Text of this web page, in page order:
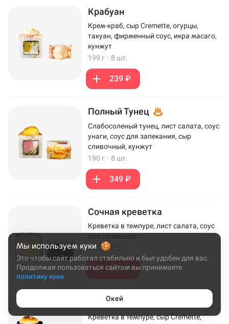
Крабуан
Крем-краб, сыр Cremette, огурцы,
такуан, фирменный соус, икра масаго,
кунжут
199 г · 8 шт.
239 ₽
Полный Тунец
Слабосоленый тунец, лист салата, соус
унаги, соус для запекания, сыр
сливочный, кунжут
190 г · 8 шт.
349 ₽
Сочная креветка
Креветка в темпуре, лист салата, соус
172 г ·
349 ₽
Эби Хот
Креветка в темпуре, сыр Cremette,
Мы используем куки
Это чтобы сайт работал стабильно и был удобен для вас.
Продолжая пользоваться сайтом вы принимаете
политику куки
Окей